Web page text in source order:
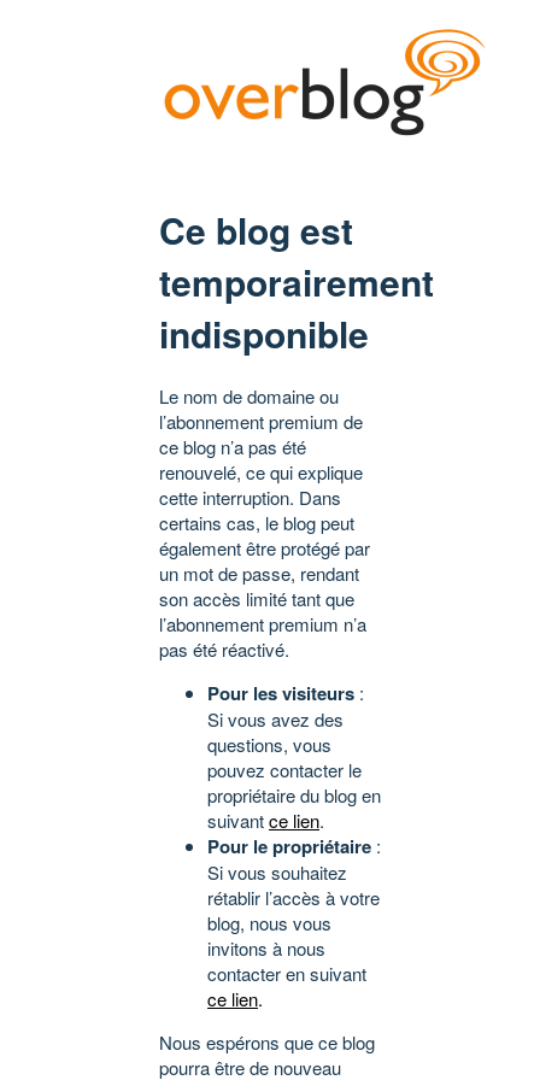
Ce blog est
temporairement
indisponible
Le nom de domaine ou
l’abonnement premium de
ce blog n’a pas été
renouvelé, ce qui explique
cette interruption. Dans
certains cas, le blog peut
également être protégé par
un mot de passe, rendant
son accès limité tant que
l’abonnement premium n’a
pas été réactivé.
Pour les visiteurs :
Si vous avez des
questions, vous
pouvez contacter le
propriétaire du blog en
suivantce lien.
Pour le propriétaire :
Si vous souhaitez
rétablir l’accès à votre
blog, nous vous
invitons à nous
contacter en suivant
ce lien.
Nous espérons que ce blog
pourra être de nouveau